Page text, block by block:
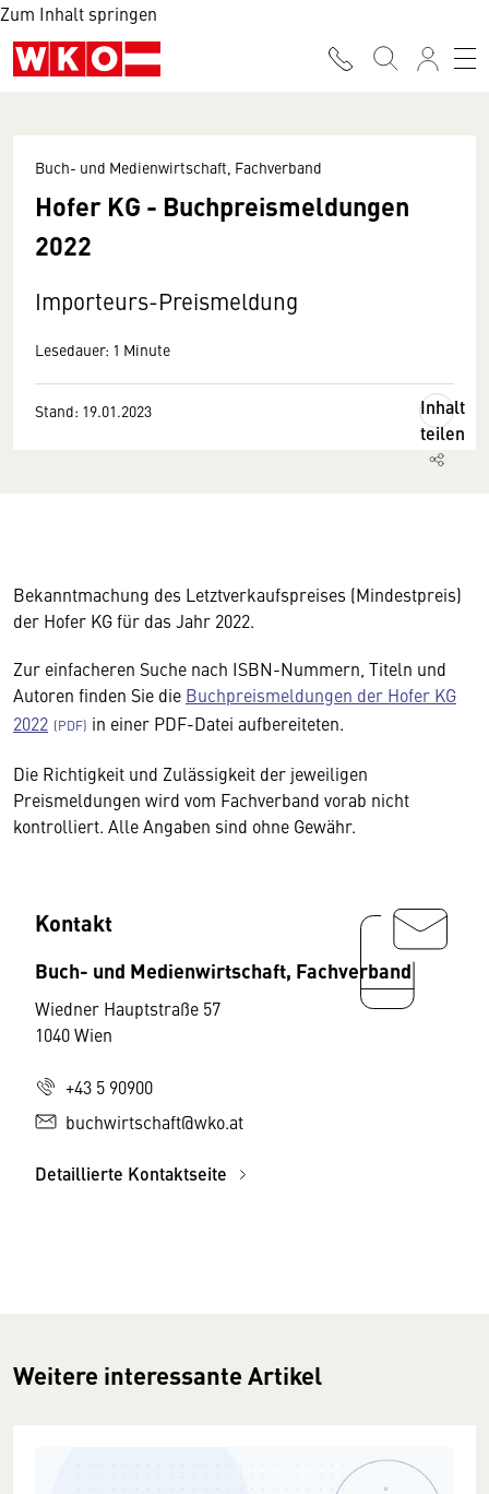
Zum Inhalt springen
Buch- und Medienwirtschaft, Fachverband
Hofer KG - Buchpreismeldungen
2022
Importeurs-Preismeldung
Lesedauer: 1 Minute
Stand: 19.01.2023
Inhalt
teilen
Bekanntmachung des Letztverkaufspreises (Mindestpreis)
der Hofer KG für das Jahr 2022.
Zur einfacheren Suche nach ISBN-Nummern, Titeln und
Autoren finden Sie die Buchpreismeldungen der Hofer KG
2022
in einer PDF-Datei aufbereiteten.
Die Richtigkeit und Zulässigkeit der jeweiligen
Preismeldungen wird vom Fachverband vorab nicht
kontrolliert. Alle Angaben sind ohne Gewähr.
Kontakt
Buch- und Medienwirtschaft, Fachverband
Wiedner Hauptstraße 57
1040 Wien
+43 5 90900
buchwirtschaft@wko.at
Detaillierte Kontaktseite
Weitere interessante Artikel